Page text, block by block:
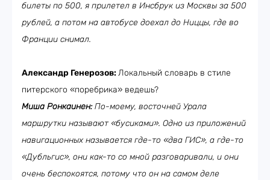
билеты по 500, я прилетел в Инсбрук из Москвы за 500
рублей, а потом на автобусе доехал до Ниццы, где во
Франции снимал.
Александр Генерозов:Локальный словарь в стиле
питерского «поребрика» ведешь?
Миша Ронкаинен:По-моему, восточней Урала
маршрутки называют «бусиками». Одно из приложений
навигационных называется где-то «два ГИС», а где-то
«Дубльгис», они как-то со мной разговаривали, и они
очень беспокоятся, потому что он на самом деле